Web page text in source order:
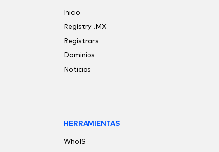
Inicio
Registry .MX
Registrars
Dominios
Noticias
HERRAMIENTAS
WhoIS